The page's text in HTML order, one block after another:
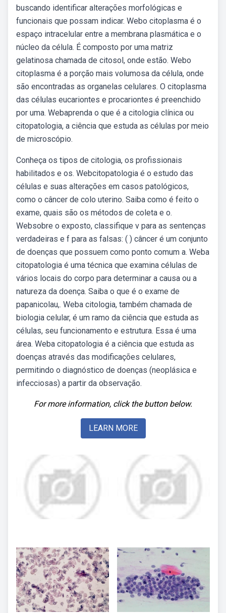
buscando identificar alterações morfológicas e
funcionais que possam indicar. Webo citoplasma é o
espaço intracelular entre a membrana plasmática e o
núcleo da célula. É composto por uma matriz
gelatinosa chamada de citosol, onde estão. Webo
citoplasma é a porção mais volumosa da célula, onde
são encontradas as organelas celulares. O citoplasma
das células eucariontes e procariontes é preenchido
por uma. Webaprenda o que é a citologia clínica ou
citopatologia, a ciência que estuda as células por meio
de microscópio.
Conheça os tipos de citologia, os profissionais
habilitados e os. Webcitopatologia é o estudo das
células e suas alterações em casos patológicos,
como o câncer de colo uterino. Saiba como é feito o
exame, quais são os métodos de coleta e o.
Websobre o exposto, classifique v para as sentenças
verdadeiras e f para as falsas: ( ) câncer é um conjunto
de doenças que possuem como ponto comum a. Weba
citopatologia é uma técnica que examina células de
vários locais do corpo para determinar a causa ou a
natureza da doença. Saiba o que é o exame de
papanicolau,. Weba citologia, também chamada de
biologia celular, é um ramo da ciência que estuda as
células, seu funcionamento e estrutura. Essa é uma
área. Weba citopatologia é a ciência que estuda as
doenças através das modificações celulares,
permitindo o diagnóstico de doenças (neoplásica e
infecciosas) a partir da observação.
For more information, click the button below.
LEARN MORE